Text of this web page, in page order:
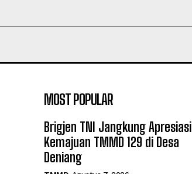
MOST POPULAR
Brigjen TNI Jangkung Apresiasi
Kemajuan TMMD 129 di Desa
Deniang